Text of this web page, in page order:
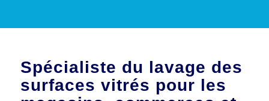
Spécialiste du lavage des
surfaces vitrés pour les